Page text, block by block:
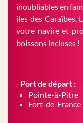
inoubliables en
îles des Caraïbes.
votre navire et
boissons incluses !
Port de départ :
Pointe-à-Pitre
Fort-de-France